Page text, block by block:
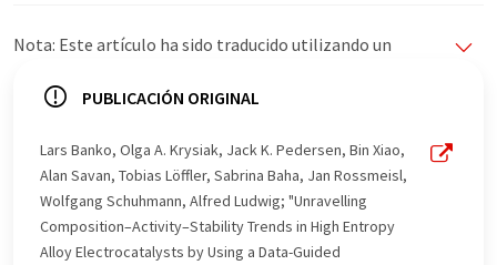
Nota: Este artículo ha sido traducido utilizando un
ofrece estas traducciones automáticas para presentar
este artículo ha sido traducido con traducción
automática, es posible que contenga errores de
vocabulario, sintaxis o gramática. El artículo original en
Inglés se puede encontraraquí
PUBLICACIÓN ORIGINAL
Lars Banko, Olga A. Krysiak, Jack K. Pedersen, Bin Xiao,
Alan Savan, Tobias Löffler, Sabrina Baha, Jan Rossmeisl,
Wolfgang Schuhmann, Alfred Ludwig; "Unravelling
Composition–Activity–Stability Trends in High Entropy
Alloy Electrocatalysts by Using a Data-Guided